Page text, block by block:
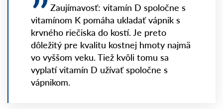
Zaujímavosť: vitamín D spoločne s
vitamínom K pomáha ukladať vápnik s
krvného riečiska do kostí. Je preto
dôležitý pre kvalitu kostnej hmoty najmä
vo vyššom veku. Tiež kvôli tomu sa
vyplatí vitamín D užívať spoločne s
vápnikom.